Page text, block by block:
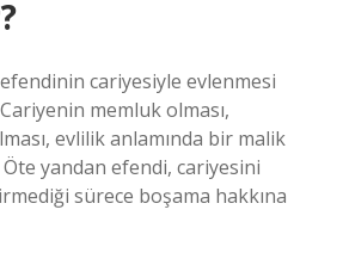
cariyesiyle evlenmesi
memluk olması,
evlilik anlamında bir malik
Öte yandan efendi, cariyesini
sürece boşama hakkına